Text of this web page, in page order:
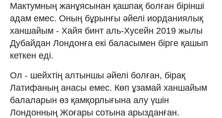
Мактумның жанұясынан қашпақ болған бірінші
адам емес. Оның бұрынғы әйелі иорданиялық
ханшайым - Хайя бинт аль-Хусейн 2019 жылы
Дубайдан Лондонға екі баласымен бірге қашып
кеткен еді.
Ол - шейхтің алтыншы әйелі болған, бірақ
Латифаның анасы емес. Көп ұзамай ханшайым
балаларын өз қамқорлығына алу үшін
Лондонның Жоғары сотына арызданған.